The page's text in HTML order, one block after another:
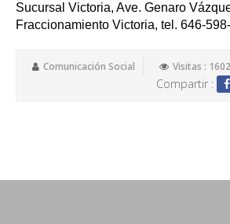
Sucursal Victoria, Ave. Genaro
Fraccionamiento Victoria, tel. 646-
Comunicación Social Visitas :
Compartir :